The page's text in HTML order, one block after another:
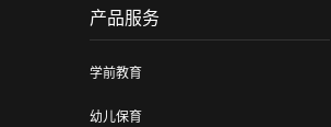
产品服务
学前教育
幼儿保育